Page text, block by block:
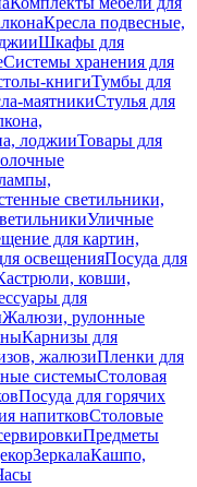
Кресла подвесные,
Шкафы для
Системы хранения для
книгиТумбы для
маятникиСтулья для
лоджииТовары для
светильники,
Уличные
для картин,
освещенияПосуда для
ковши,
для
Жалюзи, рулонные
Карнизы для
жалюзиПленки для
системыСтоловая
Посуда для горячих
напитковСтоловые
Предметы
ЗеркалаКашпо,